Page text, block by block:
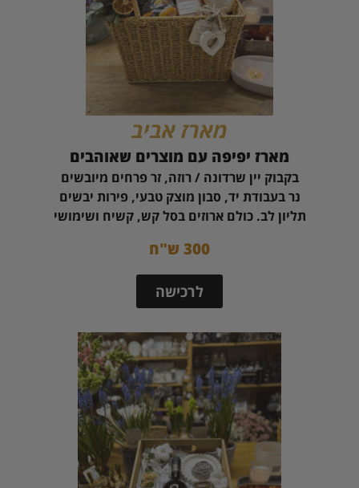
מארז אביב
מארז יפיפה עם מוצרים שאוהבים
בקבוק יין שרדונה / רוזה, זר פרחים מיובשים
נר בעבודת יד, סבון מוצק טבעי, פירות יבשים
תליון לב. כולם ארוזים בסל קש, קשיח ושימושי
300 ש"ח
לרכישה